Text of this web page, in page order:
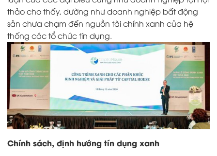
thảo cho thấy, dường như doanh nghiệp bất động
sản chưa chạm đến nguồn tài chính xanh của hệ
thống các tổ chức tín dụng.
Chính sách, định hướng tín dụng xanh